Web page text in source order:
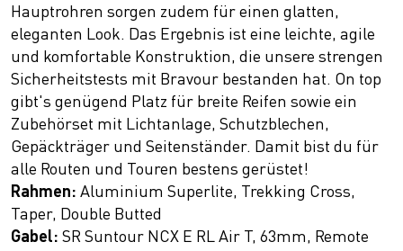
Hauptrohren sorgen zudem für einen glatten,
eleganten Look. Das Ergebnis ist eine leichte, agile
und komfortable Konstruktion, die unsere strengen
Sicherheitstests mit Bravour bestanden hat. On top
gibt's genügend Platz für breite Reifen sowie ein
Zubehörset mit Lichtanlage, Schutzblechen,
Gepäckträger und Seitenständer. Damit bist du für
alle Routen und Touren bestens gerüstet!
Rahmen: Aluminium Superlite, Trekking Cross,
Taper, Double Butted
Gabel: SR Suntour NCX E RL Air T, 63mm, Remote